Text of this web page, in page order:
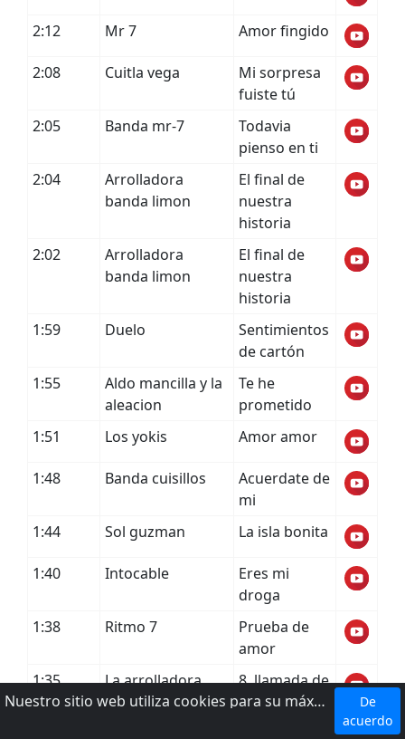
2:12 Mr 7 Amor fingido
2:08 Cuitla vega
Mi sorpresa
fuiste tú
2:05
Banda mr-7
Todavia
pienso en ti
2:04
Arrolladora
banda limon
El final de
nuestra
historia
2:02
Arrolladora
banda limon
El final de
nuestra
historia
1:59
Duelo
Sentimientos
de cartón
1:55
Aldo mancilla y la
aleacion
Te he
prometido
1:51
Los yokis Amor amor
1:48 Banda cuisillos
Acuerdate de
mi
1:44
Sol guzman La isla bonita
1:40 Intocable
Eres mi
droga
1:38
Ritmo 7
Prueba de
amor
1:35
La arrolladora
banda el limon
8. llamada de
mi ex
Nuestro sitio web utiliza cookies para su máxima comodidad. Al utilizar el sitio web, usted acepta el uso de cookies.
De
acuerdo